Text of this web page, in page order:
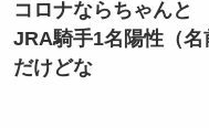
コロナならちゃんと
JRA騎手1名陽性（
だけどな